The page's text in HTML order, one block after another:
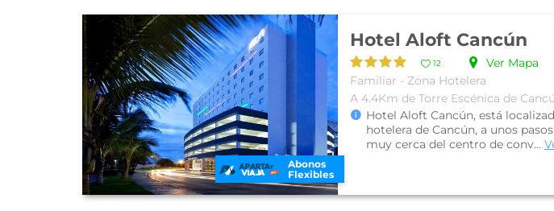
Abonos
Flexibles
Hotel Aloft Cancún
12
Ver Mapa
Familiar - Zona Hotelera
A 4.4Km de Torre Escénica de
Hotel Aloft Cancún, está
hotelera de Cancún, a unos
muy cerca del centro de conv...